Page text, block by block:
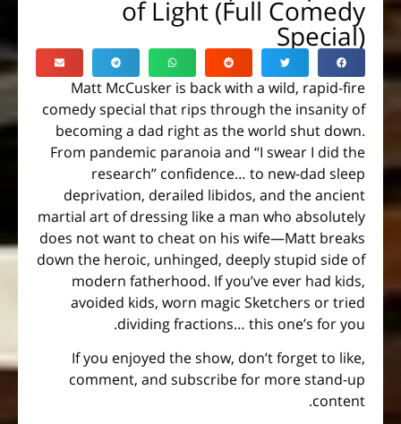
of Light (Full Comedy
Special)
Matt McCusker is back with a wild, rapid-fire
comedy special that rips through the insanity of
becoming a dad right as the world shut down.
From pandemic paranoia and “I swear I did the
research” confidence… to new-dad sleep
deprivation, derailed libidos, and the ancient
martial art of dressing like a man who absolutely
does not want to cheat on his wife—Matt breaks
down the heroic, unhinged, deeply stupid side of
modern fatherhood. If you’ve ever had kids,
avoided kids, worn magic Sketchers or tried
dividing fractions… this one’s for you.
If you enjoyed the show, don’t forget to like,
comment, and subscribe for more stand-up
content.